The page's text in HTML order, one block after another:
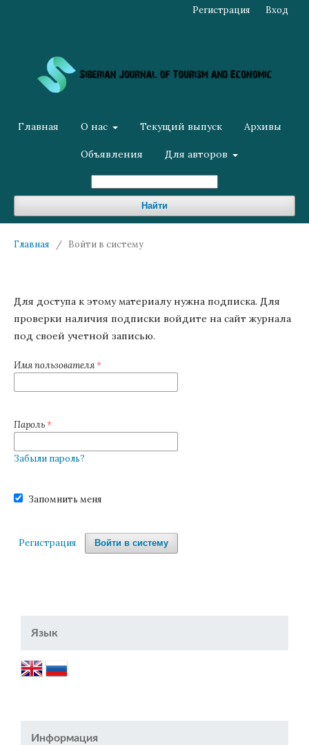
Главная О нас Текущий выпуск Архивы
Объявления Для авторов
Найти
Регистрация Вход
Главная / Войти в систему
Для доступа к этому материалу нужна подписка. Для
проверки наличия подписки войдите на сайт журнала
под своей учетной записью.
Имя пользователя*
Пароль*
Забыли пароль?
Запомнить меня
Войти в систему
Регистрация
Язык
Информация